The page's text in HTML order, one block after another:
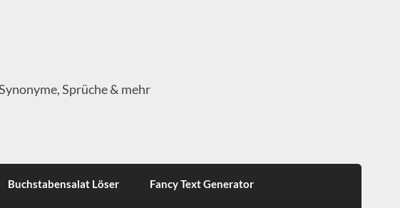
Sprüche & mehr
Buchstabensalat Löser Fancy Text Generator